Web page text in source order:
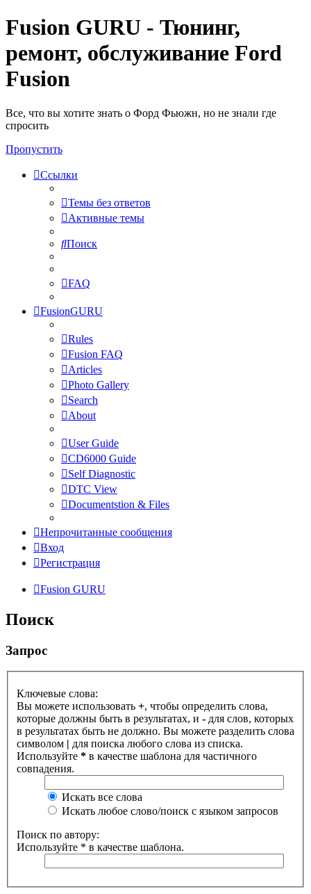
Fusion GURU - Тюнинг,
ремонт, обслуживание Ford
Fusion
Все, что вы хотите знать о Форд Фьюжн, но не знали где
спросить
Пропустить
Ссылки
Темы без ответов
Активные темы
Поиск
FAQ
FusionGURU
Rules
Fusion FAQ
Articles
Photo Gallery
Search
About
User Guide
CD6000 Guide
Self Diagnostic
DTC View
Documentstion & Files
Непрочитанные сообщения
Вход
Регистрация
Fusion GURU
Поиск
Запрос
Ключевые слова:
Вы можете использовать +, чтобы определить слова,
которые должны быть в результатах, и - для слов, которых
в результатах быть не должно. Вы можете разделить слова
символом | для поиска любого слова из списка.
Используйте * в качестве шаблона для частичного
совпадения.
Искать все слова
Искать любое слово/поиск с языком запросов
Поиск по автору:
Используйте * в качестве шаблона.